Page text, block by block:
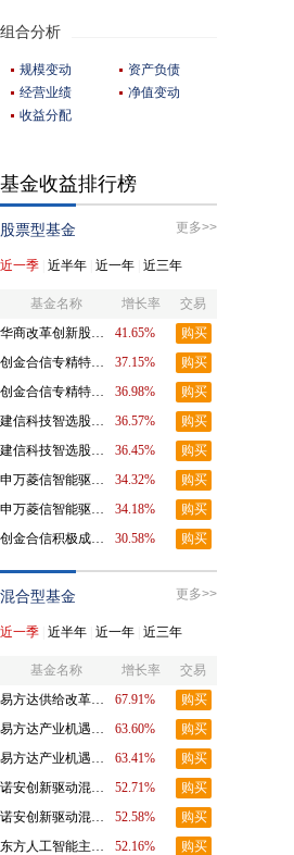
组合分析
规模变动
资产负债
经营业绩
净值变动
收益分配
基金收益排行榜
更多>>
股票型基金
近一季 近半年 近一年 近三年
基金名称 增长率
交易
华商改革创新股票型证券投资基金A
41.65%
购买
创金合信专精特新股票发起A
37.15%
购买
创金合信专精特新股票发起C
36.98%
购买
建信科技智选股票型发起A
36.57%
购买
建信科技智选股票型发起C
36.45%
购买
申万菱信智能驱动股票A
34.32%
购买
申万菱信智能驱动股票C
34.18%
购买
创金合信积极成长股票A
30.58% 购买
更多>>
混合型基金
近一季 近半年 近一年 近三年
基金名称 增长率
交易
易方达供给改革混合
67.91%
购买
易方达产业机遇混合A
63.60%
购买
易方达产业机遇混合C
63.41%
购买
诺安创新驱动混合A
52.71%
购买
诺安创新驱动混合C
52.58%
购买
东方人工智能主题混合A
52.16% 购买